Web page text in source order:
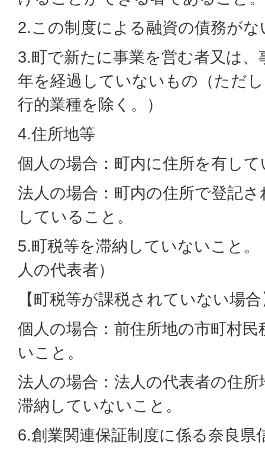
2.この制度による融資の債務がな
3.町で新たに事業を営む者又は
年を経過していないもの（ただ
行的業種を除く。）
4.住所地等
個人の場合：町内に住所を有し
法人の場合：町内の住所で登記
していること。
5.町税等を滞納していないこと
人の代表者）
【町税等が課税されていない場
個人の場合：前住所地の市町村
いこと。
法人の場合：法人の代表者の住
滞納していないこと。
6.創業関連保証制度に係る奈良県